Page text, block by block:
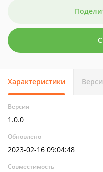
Характеристики
Версия
1.0.0
Обновлено
2023-02-16 09:04:48
Совместимость